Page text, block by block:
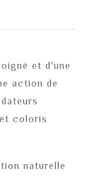
et d'une
action de
coloris
naturelle